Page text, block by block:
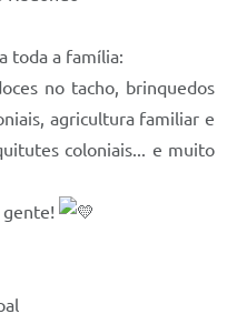
toda a família:
no tacho, brinquedos
agricultura familiar e
coloniais... e muito
gente!